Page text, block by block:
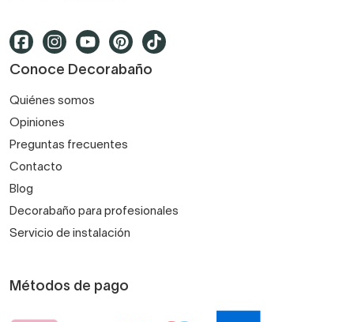
Conoce Decorabaño
Quiénes somos
Opiniones
Preguntas frecuentes
Contacto
Blog
Decorabaño para profesionales
Servicio de instalación
Métodos de pago